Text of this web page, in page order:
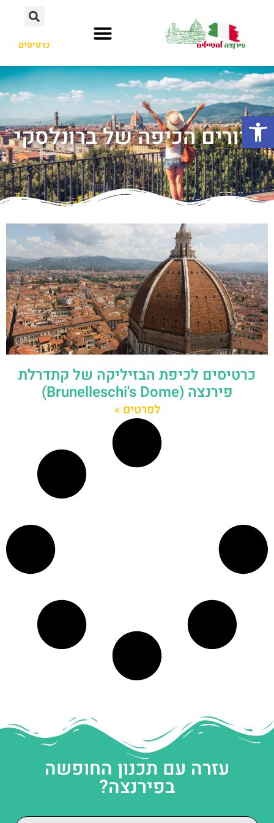
כרטיסים
סיורים הכיפה של ברונלסקי
כרטיסים לכיפת הבזיליקה של קתדרלת
פירנצה (Brunelleschi's Dome)
לפרטים »
עזרה עם תכנון החופשה
בפירנצה?
פתח סרגל נגישות